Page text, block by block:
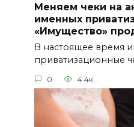
Меняем чеки на
именных
«Имущество»
В настоящее время
приватизационные
0 4.4к.